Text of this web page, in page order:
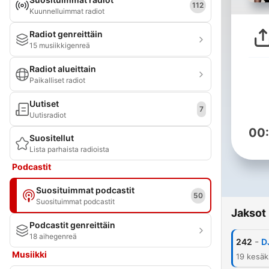
Kuunnelluimmat radiot
112
Radiot genreittäin
15 musiikkigenreä
Radiot alueittain
Paikalliset radiot
Uutiset
Uutisradiot
7
Suositellut
Lista parhaista radioista
Podcastit
Suosituimmat podcastit
Suosituimmat podcastit
50
Podcastit genreittäin
18 aihegenreä
Musiikki
Jaksot
242 -
19